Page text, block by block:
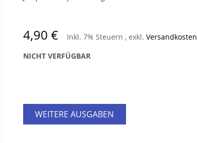
4,90 € Inkl. 7% Steuern , exkl. Versandkosten
NICHT VERFÜGBAR
WEITERE AUSGABEN